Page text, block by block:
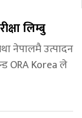
लिम्बु
नेपालमै उत्पादन
ORA Korea ले